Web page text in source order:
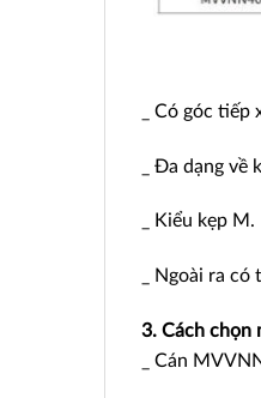
_ Có góc
_ Đa dạng
_ Kiểu kẹp M.
_ Ngoài ra
3. Cách chọn
_ Cán